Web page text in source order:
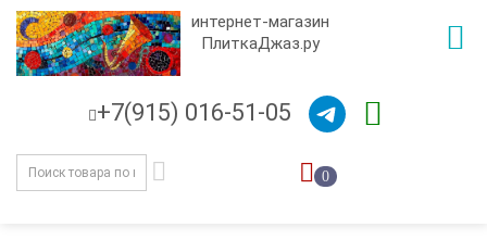
интернет-магазин
ПлиткаДжаз.ру
+7(915) 016-51-05
0